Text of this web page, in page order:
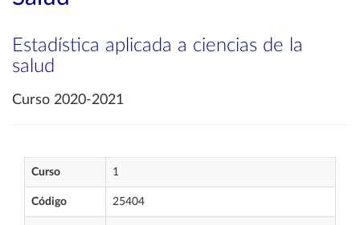
Estadística aplicada a ciencias de la
salud
Curso 2020-2021
Curso 1
Código 25404